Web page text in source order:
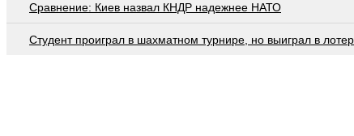
Сравнение: Киев назвал КНДР надежнее НАТО
Студент проиграл в шахматном турнире, но выиграл в